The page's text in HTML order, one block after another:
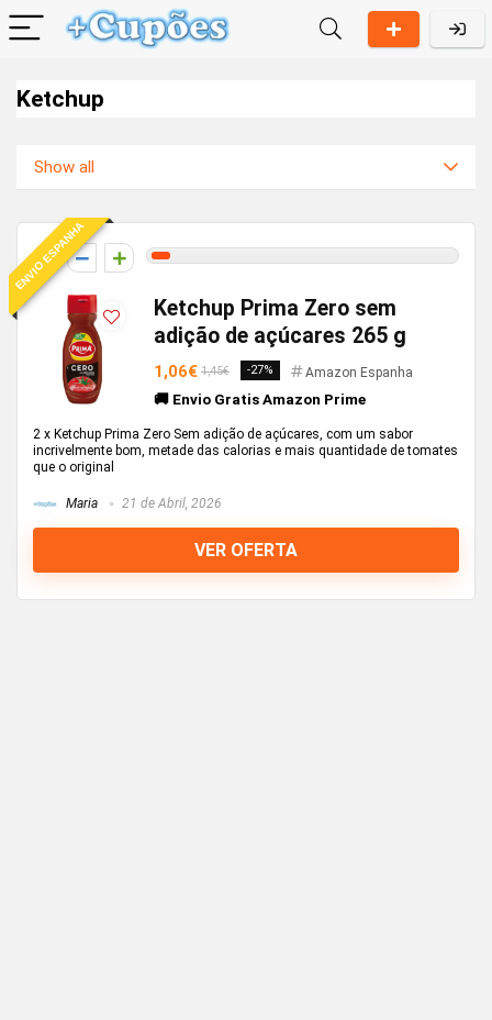
Ketchup
Show all
ENVIO ESPANHA
3
Ketchup Prima Zero sem
adição de açúcares 265 g
1,06€ 1,45€ -27% Amazon Espanha
🚚 Envio Gratis Amazon Prime
2 x Ketchup Prima Zero Sem adição de açúcares, com um sabor
incrivelmente bom, metade das calorias e mais quantidade de tomates
que o original
Maria 21 de Abril, 2026
VER OFERTA